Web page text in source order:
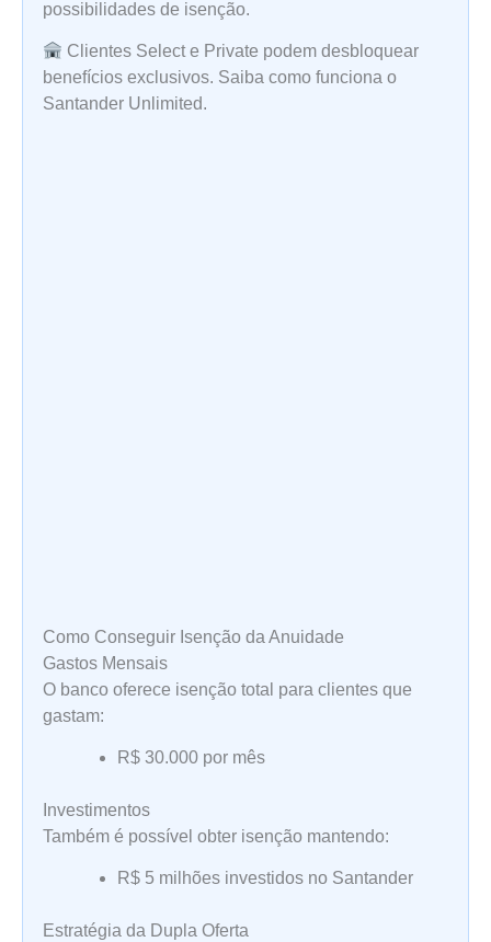
possibilidades de isenção.
Clientes Select e Private podem desbloquear
benefícios exclusivos. Saiba como funciona o
Santander Unlimited.
Como Conseguir Isenção da Anuidade
Gastos Mensais
O banco oferece isenção total para clientes que
gastam:
R$ 30.000 por mês
Investimentos
Também é possível obter isenção mantendo:
R$ 5 milhões investidos no Santander
Estratégia da Dupla Oferta